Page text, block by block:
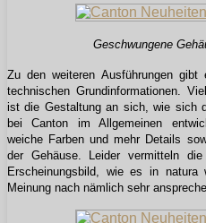
Geschwungene
Zu den weiteren Ausführungen
technischen Grundinformationen.
ist die Gestaltung an sich, wie sich
bei Canton im Allgemeinen
weiche Farben und mehr Details
der Gehäuse. Leider vermitteln
Erscheinungsbild, wie es in
Meinung nach nämlich sehr